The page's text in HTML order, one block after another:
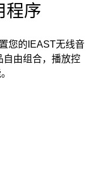
程序
您的IEAST无线音
自由组合，播放控